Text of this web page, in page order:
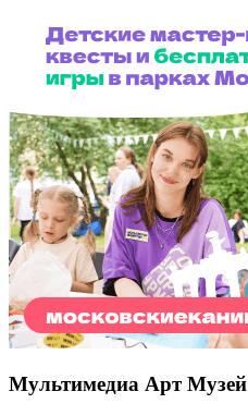
Мультимедиа Арт Музей